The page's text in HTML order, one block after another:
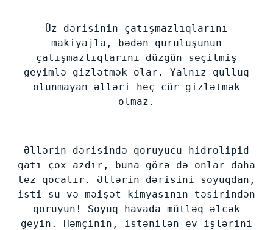
Üz dərisinin çatışmazlıqlarını
makiyajla, bədən quruluşunun
çatışmazlıqlarını düzgün seçilmiş
geyimlə gizlətmək olar. Yalnız qulluq
olunmayan əlləri heç cür gizlətmək
olmaz.
Əllərin dərisində qoruyucu hidrolipid
qatı çox azdır, buna görə də onlar daha
tez qocalır. Əllərin dərisini soyuqdan,
isti su və məişət kimyasının təsirindən
qoruyun! Soyuq havada mütləq əlcək
geyin. Həmçinin, istənilən ev işlərini